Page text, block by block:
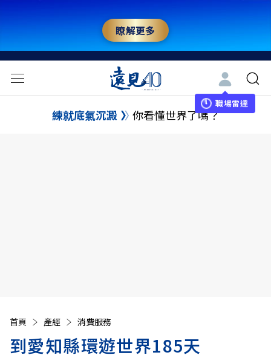
瞭解更多
職場雷達
練就底氣沉澱 你看懂世界了嗎？
首頁 產經 消費服務
到愛知縣環遊世界185天